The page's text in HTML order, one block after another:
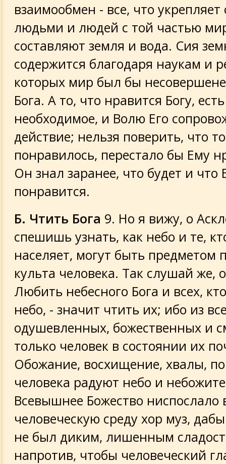
взаимообмен - все, что
людьми и людей с той частью
составляют земля и вода. Сия
содержится благодаря наукам и
которых мир был бы
Бога. А то, что нравится Богу, есть
необходимое, и Волю Его
действие; нельзя поверить, что
понравилось, перестало бы Ему
Он знал заранее, что будет и что
понравится.
Б. Чтить Бога 9. Но я вижу, о
спешишь узнать, как небо и те,
населяет, могут быть предметом
культа человека. Так слушай же,
Любить небесного Бога и всех,
небо, - значит чтить их; ибо из
одушевленных, божественных и
только человек в состоянии их
Обожание, восхищение, хвалы,
человека радуют небо и
Всевышнее Божество ниспослало
человеческую среду хор муз,
не был диким, лишенным
напротив, чтобы человеческий